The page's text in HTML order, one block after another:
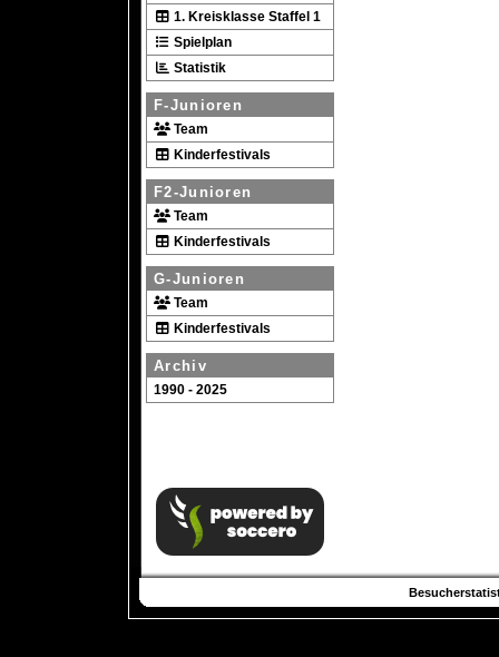
1. Kreisklasse Staffel 1
Spielplan
Statistik
F-Junioren
Team
Kinderfestivals
F2-Junioren
Team
Kinderfestivals
G-Junioren
Team
Kinderfestivals
Archiv
1990 - 2025